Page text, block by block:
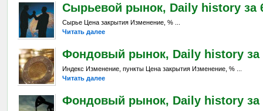
Сырьевой рынок, Daily history за 6
Сырье Цена закрытия Изменение, % ...
Читать далее
Фондовый рынок, Daily history за
Индекс Изменение, пункты Цена закрытия Изменение, % ...
Читать далее
Фондовый рынок, Daily history за